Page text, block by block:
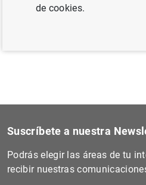
Suscríbete a nuestra
Podrás elegir las áreas de tu
recibir nuestras
de cookies.